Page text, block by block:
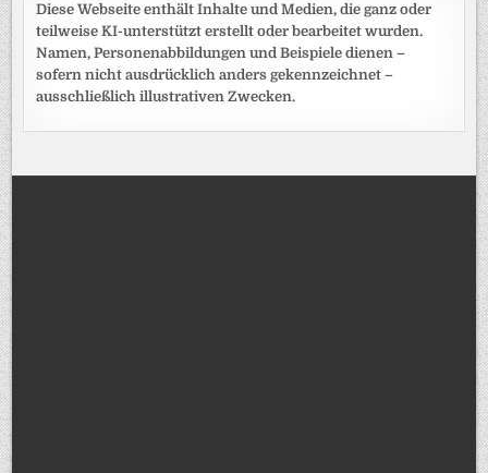
Diese Webseite enthält Inhalte und Medien, die ganz oder
teilweise KI-unterstützt erstellt oder bearbeitet wurden.
Namen, Personenabbildungen und Beispiele dienen –
sofern nicht ausdrücklich anders gekennzeichnet –
ausschließlich illustrativen Zwecken.